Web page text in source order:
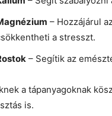
– Hozzájárul
a stresszt.
– Segítik az
a tápanyagoknak
is.